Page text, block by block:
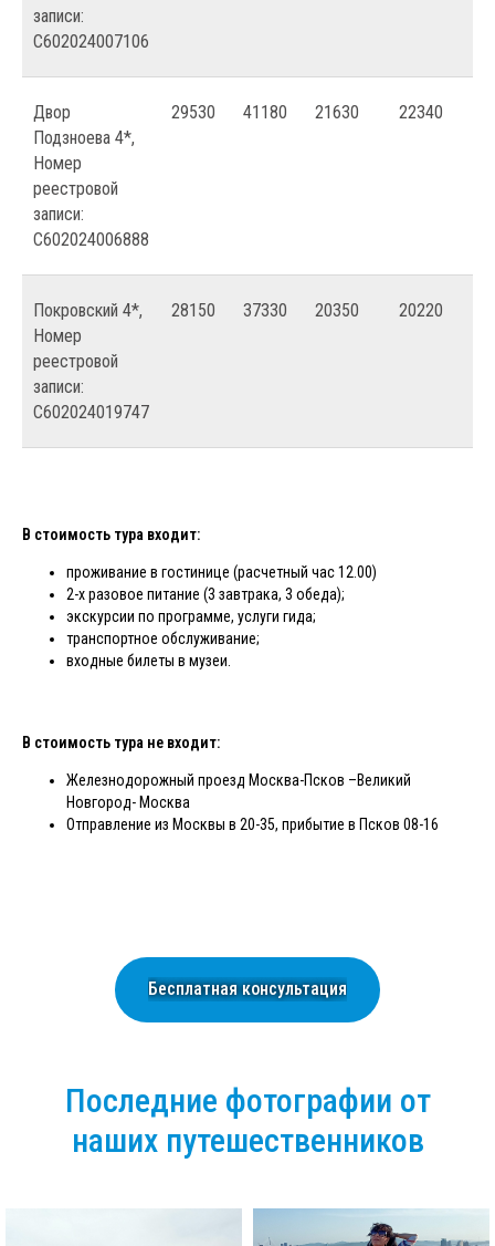
записи:
С602024007106
Двор
Подзноева 4*,
Номер
реестровой
записи:
С602024006888
29530 41180 21630 22340
Покровский 4*,
Номер
реестровой
записи:
С602024019747
28150 37330 20350 20220
В стоимость тура входит:
проживание в гостинице (расчетный час 12.00)
2-х разовое питание (3 завтрака, 3 обеда);
экскурсии по программе, услуги гида;
транспортное обслуживание;
входные билеты в музеи.
В стоимость тура не входит:
Железнодорожный проезд Москва-Псков –Великий
Новгород- Москва
Отправление из Москвы в 20-35, прибытие в Псков 08-16
Бесплатная консультация
Последние фотографии от
наших путешественников